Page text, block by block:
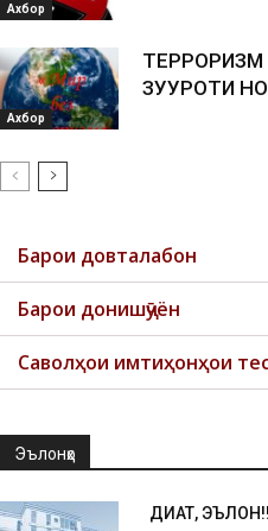
Ахбор
Ахбор
ТЕРРОРИЗМ
ЗУҲУРОТИ
Барои довталабон
Барои донишҷӯён
Саволҳои имтиҳонҳои
Эълонҳо
ДИҚҚАТ,